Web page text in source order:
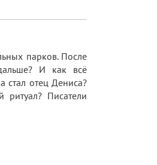
парков. После
И как всё
стал отец Дениса?
Писатели